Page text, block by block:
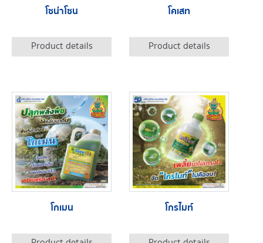
โซน่าโซน
Product details
โคเสท
Product details
โกเมน โกรไมท์